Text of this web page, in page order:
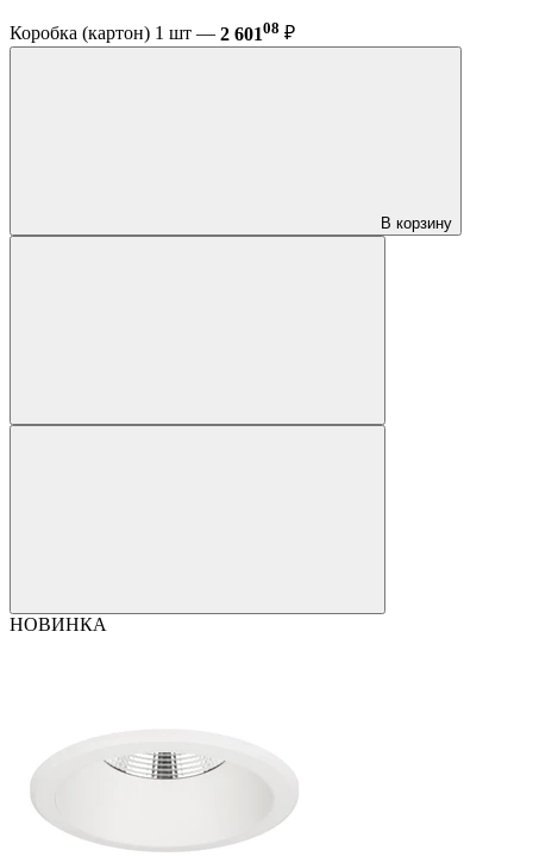
Коробка (картон) 1 шт — 2 60108 ₽
В корзину
НОВИНКА